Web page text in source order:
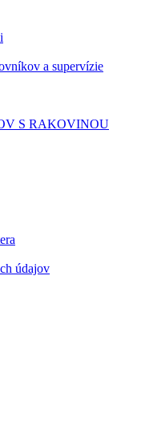
a supervízie
S RAKOVINOU
údajov